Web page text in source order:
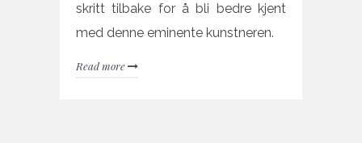
skritt tilbake for å bli bedre kjent
med denne eminente kunstneren.
Read more